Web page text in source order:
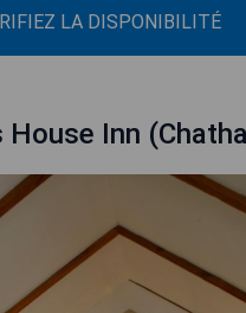
LA DISPONIBILITÉ
House Inn